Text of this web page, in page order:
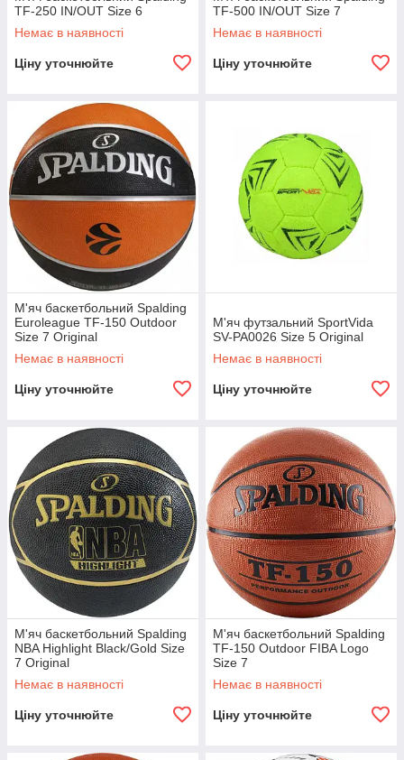
TF-250 IN/OUT Size 6
Немає в наявності
Ціну уточнюйте
TF-500 IN/OUT Size 7
Немає в наявності
Ціну уточнюйте
М'яч баскетбольний Spalding
Euroleague TF-150 Outdoor
Size 7 Original
Немає в наявності
Ціну уточнюйте
М'яч футзальний SportVida
SV-PA0026 Size 5 Original
Немає в наявності
Ціну уточнюйте
М'яч баскетбольний Spalding
NBA Highlight Black/Gold Size
7 Original
Немає в наявності
Ціну уточнюйте
М'яч баскетбольний Spalding
TF-150 Outdoor FIBA Logo
Size 7
Немає в наявності
Ціну уточнюйте